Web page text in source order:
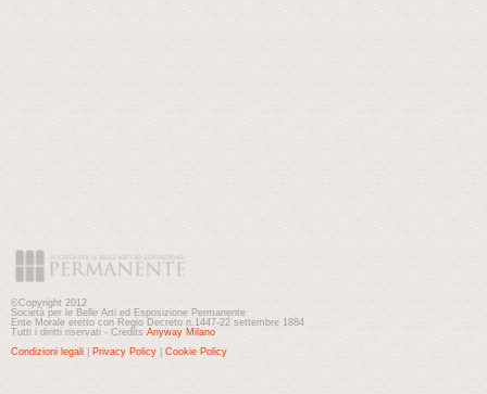
©Copyright 2012
Società per le Belle Arti ed Esposizione Permanente
Ente Morale eretto con Regio Decreto n.1447-22 settembre 1884
Tutti i diritti riservati - Credits Anyway Milano
Condizioni legali
Privacy Policy Cookie Policy